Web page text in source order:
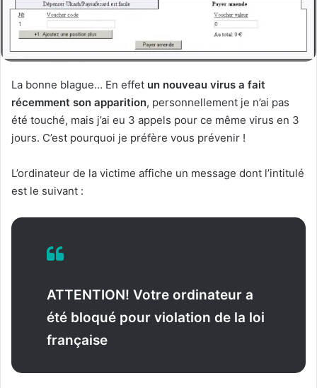
La bonne blague… En effet un nouveau virus a fait
récemment son apparition, personnellement je n’ai pas
été touché, mais j’ai eu 3 appels pour ce même virus en 3
jours. C’est pourquoi je préfère vous prévenir !
L’ordinateur de la victime affiche un message dont l’intitulé
est le suivant :
ATTENTION! Votre ordinateur a
été bloqué pour violation de la loi
française